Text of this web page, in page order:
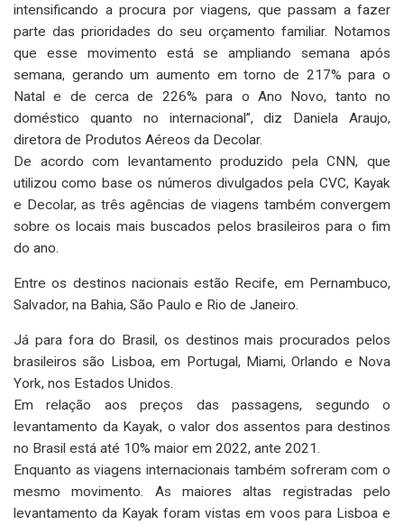
intensificando a procura por viagens, que passam a fazer
parte das prioridades do seu orçamento familiar. Notamos
que esse movimento está se ampliando semana após
semana, gerando um aumento em torno de 217% para o
Natal e de cerca de 226% para o Ano Novo, tanto no
doméstico quanto no internacional”, diz Daniela Araujo,
diretora de Produtos Aéreos da Decolar.
De acordo com levantamento produzido pela CNN, que
utilizou como base os números divulgados pela CVC, Kayak
e Decolar, as três agências de viagens também convergem
sobre os locais mais buscados pelos brasileiros para o fim
do ano.
Entre os destinos nacionais estão Recife, em Pernambuco,
Salvador, na Bahia, São Paulo e Rio de Janeiro.
Já para fora do Brasil, os destinos mais procurados pelos
brasileiros são Lisboa, em Portugal, Miami, Orlando e Nova
York, nos Estados Unidos.
Em relação aos preços das passagens, segundo o
levantamento da Kayak, o valor dos assentos para destinos
no Brasil está até 10% maior em 2022, ante 2021.
Enquanto as viagens internacionais também sofreram com o
mesmo movimento. As maiores altas registradas pelo
levantamento da Kayak foram vistas em voos para Lisboa e